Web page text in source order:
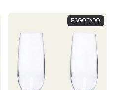
ESGOTADO